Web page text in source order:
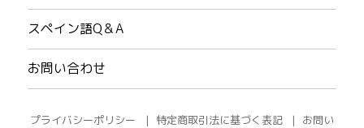
スペイン語Q＆A
お問い合わせ
プライバシーポリシー 特定商取引法に基づく表記
お問い